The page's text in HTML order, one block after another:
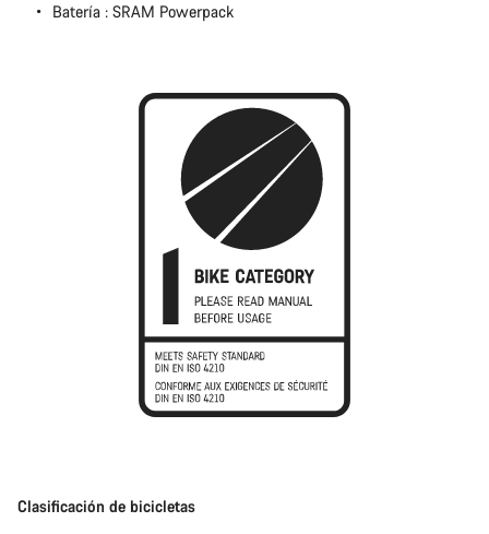
Batería : SRAM Powerpack
Clasificación de bicicletas